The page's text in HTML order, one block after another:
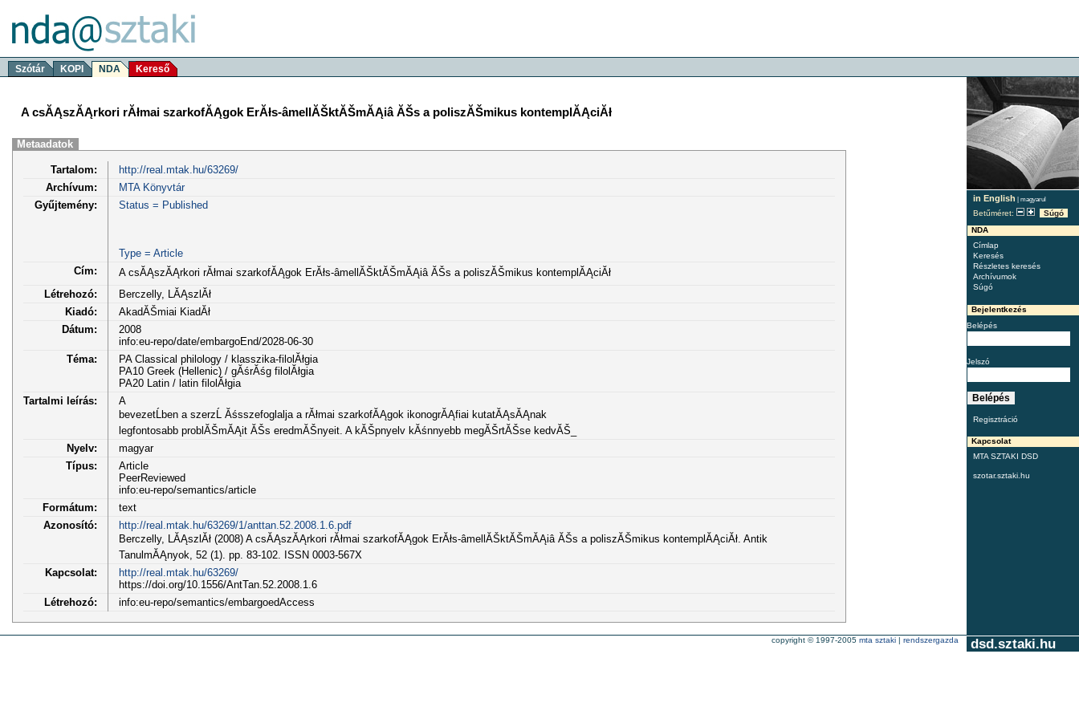
Szótár KOPI NDA Kereső
in English | magyarul
Betűméret:
Súgó
NDA
Címlap
Keresés
Részletes keresés
Archívumok
Súgó
Bejelentkezés
Belépés
Jelszó
Regisztráció
Kapcsolat
MTA SZTAKI DSD
szotar.sztaki.hu
A csĂĄszĂĄrkori rĂłmai szarkofĂĄgok ErĂłs-âmellĂŠktĂŠmĂĄiâ ĂŠs a poliszĂŠmikus kontemplĂĄciĂł
Metaadatok
Tartalom:
http://real.mtak.hu/63269/
Archívum:
MTA Könyvtár
Gyűjtemény:
Status = Published
Type = Article
Cím:
A csĂĄszĂĄrkori rĂłmai szarkofĂĄgok ErĂłs-âmellĂŠktĂŠmĂĄiâ ĂŠs a poliszĂŠmikus kontemplĂĄciĂł
Létrehozó:
Berczelly, LĂĄszlĂł
Kiadó:
AkadĂŠmiai KiadĂł
Dátum:
2008
info:eu-repo/date/embargoEnd/2028-06-30
Téma:
PA Classical philology / klasszika-filolĂłgia
PA10 Greek (Hellenic) / gĂśrĂśg filolĂłgia
PA20 Latin / latin filolĂłgia
Tartalmi leírás:
A
bevezetĹben a szerzĹ Ăśsszefoglalja a rĂłmai szarkofĂĄgok ikonogrĂĄfiai kutatĂĄsĂĄnak
legfontosabb problĂŠmĂĄit ĂŠs eredmĂŠnyeit. A kĂŠpnyelv kĂśnnyebb megĂŠrtĂŠse kedvĂŠ_
Nyelv:
magyar
Típus:
Article
PeerReviewed
info:eu-repo/semantics/article
Formátum:
text
Azonosító:
http://real.mtak.hu/63269/1/anttan.52.2008.1.6.pdf
Berczelly, LĂĄszlĂł (2008) A csĂĄszĂĄrkori rĂłmai szarkofĂĄgok ErĂłs-âmellĂŠktĂŠmĂĄiâ ĂŠs a poliszĂŠmikus kontemplĂĄciĂł. Antik
TanulmĂĄnyok, 52 (1). pp. 83-102. ISSN 0003-567X
Kapcsolat:
http://real.mtak.hu/63269/
https://doi.org/10.1556/AntTan.52.2008.1.6
Létrehozó:
info:eu-repo/semantics/embargoedAccess
dsd.sztaki.hu
copyright © 1997-2005 mta sztaki | rendszergazda